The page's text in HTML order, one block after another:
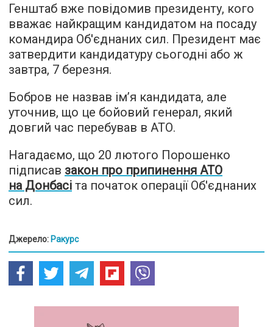
Генштаб вже повідомив президенту, кого
вважає найкращим кандидатом на посаду
командира Об'єднаних сил. Президент має
затвердити кандидатуру сьогодні або ж
завтра, 7 березня.
Бобров не назвав ім’я кандидата, але
уточнив, що це бойовий генерал, який
довгий час перебував в АТО.
Нагадаємо, що 20 лютого Порошенко
підписав закон про припинення АТО
на Донбасі та початок операції Об'єднаних
сил.
Джерело: Ракурс